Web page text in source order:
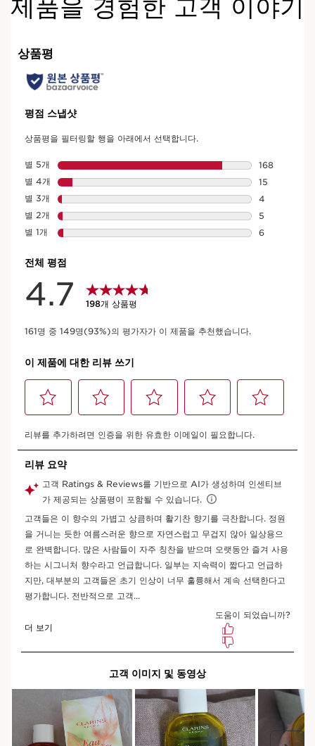
제품을 경험한 고객 이야기